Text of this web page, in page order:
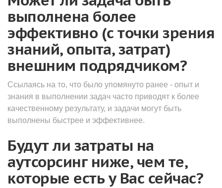
выполнена более
эффективно (с точки зрения
знаний, опыта, затрат)
внешним подрядчиком?
Ссылаясь на то, что было упомянуто ранее - опыт и
знания в выполнении задач часто приводят к более
качественному результату, и задачи могут быть
выполнены быстрее и эффективнее.
Будут ли затраты на
аутсорсинг ниже, чем те,
которые есть у Вас сейчас?